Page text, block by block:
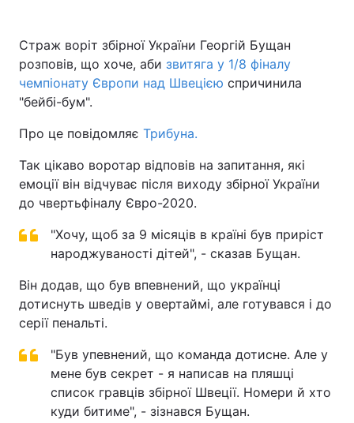
Страж воріт збірної України Георгій Бущан
розповів, що хоче, аби звитяга у 1/8 фіналу
чемпіонату Європи над Швецією спричинила
"бейбі-бум".
Про це повідомляє Трибуна.
Так цікаво воротар відповів на запитання, які
емоції він відчуває після виходу збірної України
до чвертьфіналу Євро-2020.
"Хочу, щоб за 9 місяців в країні був приріст
народжуваності дітей", - сказав Бущан.
Він додав, що був впевнений, що українці
дотиснуть шведів у овертаймі, але готувався і до
серії пенальті.
"Був упевнений, що команда дотисне. Але у
мене був секрет - я написав на пляшці
список гравців збірної Швеції. Номери й хто
куди битиме", - зізнався Бущан.